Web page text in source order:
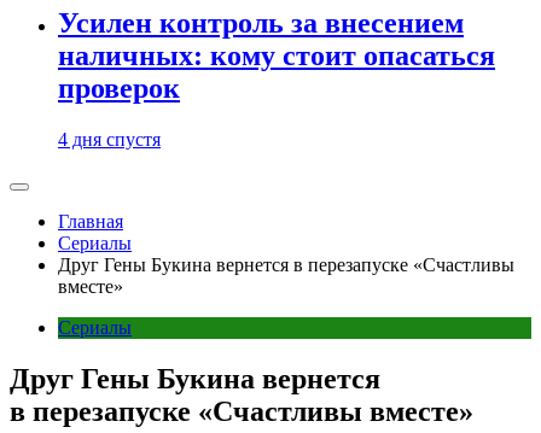
Усилен контроль за внесением
наличных: кому стоит опасаться
проверок
4 дня спустя
Главная
Сериалы
Друг Гены Букина вернется в перезапуске «Счастливы
вместе»
Сериалы
Друг Гены Букина вернется
в перезапуске «Счастливы вместе»